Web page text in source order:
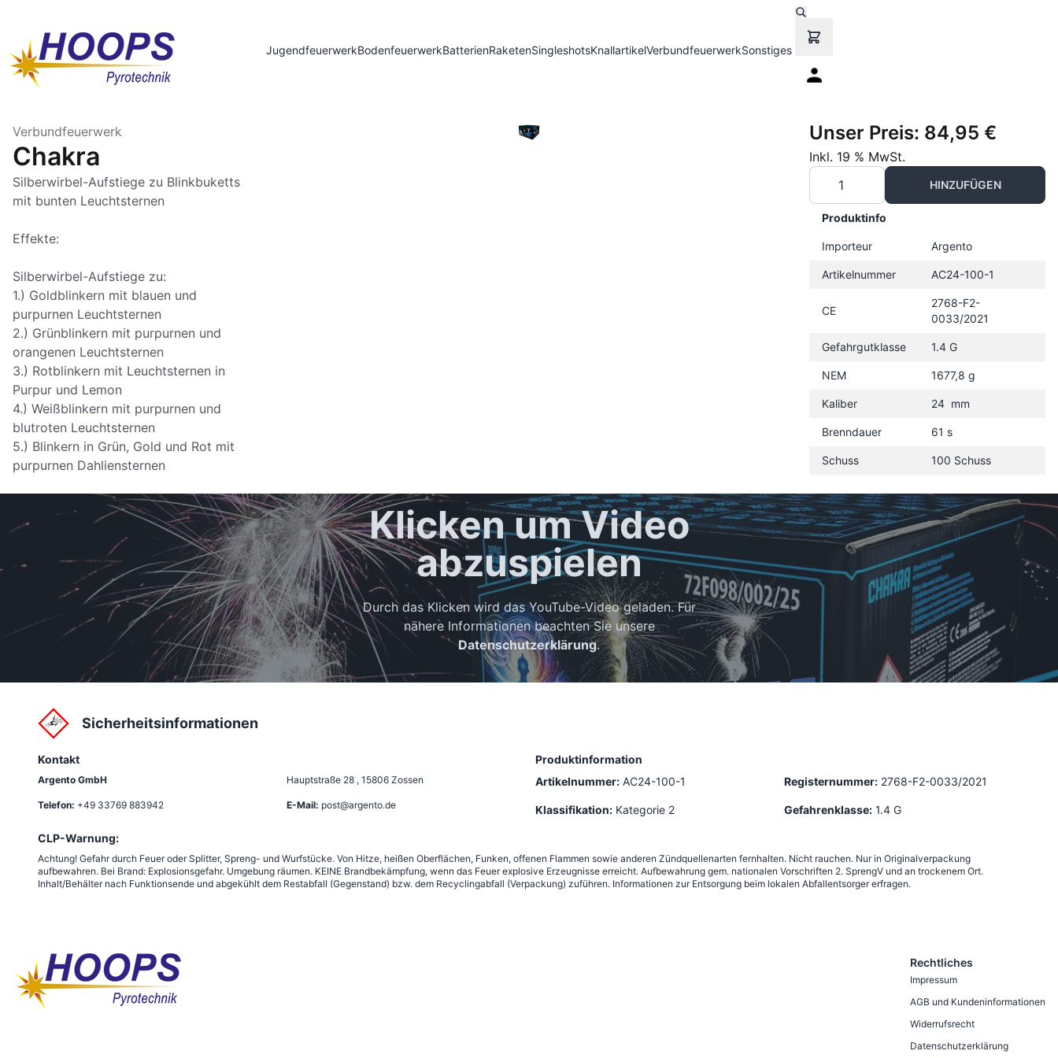
JugendfeuerwerkBodenfeuerwerkBatterienRaketenSingleshotsKnallartikelVerbundfeuerwerkSonstiges
Verbundfeuerwerk
Chakra
Silberwirbel-Aufstiege zu Blinkbuketts
mit bunten Leuchtsternen
Effekte:
Silberwirbel-Aufstiege zu:
1.) Goldblinkern mit blauen und
purpurnen Leuchtsternen
2.) Grünblinkern mit purpurnen und
orangenen Leuchtsternen
3.) Rotblinkern mit Leuchtsternen in
Purpur und Lemon
4.) Weißblinkern mit purpurnen und
blutroten Leuchtsternen
5.) Blinkern in Grün, Gold und Rot mit
purpurnen Dahliensternen
Unser Preis: 84,95 €
Inkl. 19 % MwSt.
HINZUFÜGEN
Produktinfo
Importeur Argento
Artikelnummer AC24-100-1
CE
2768-F2-
0033/2021
Gefahrgutklasse 1.4 G
NEM 1677,8 g
Kaliber 24 mm
Brenndauer 61 s
Schuss 100 Schuss
Klicken um Video
abzuspielen
Durch das Klicken wird das YouTube-Video geladen. Für
nähere Informationen beachten Sie unsere
Datenschutzerklärung.
Sicherheitsinformationen
Kontakt
Argento GmbH Hauptstraße 28 , 15806 Zossen
Telefon: +49 33769 883942 E-Mail: post@argento.de
Produktinformation
Artikelnummer: AC24-100-1 Registernummer: 2768-F2-0033/2021
Klassifikation: Kategorie 2 Gefahrenklasse: 1.4 G
CLP-Warnung:
Achtung! Gefahr durch Feuer oder Splitter, Spreng- und Wurfstücke. Von Hitze, heißen Oberflächen, Funken, offenen Flammen sowie anderen Zündquellenarten fernhalten. Nicht rauchen. Nur in Originalverpackung
aufbewahren. Bei Brand: Explosionsgefahr. Umgebung räumen. KEINE Brandbekämpfung, wenn das Feuer explosive Erzeugnisse erreicht. Aufbewahrung gem. nationalen Vorschriften 2. SprengV und an trockenem Ort.
Inhalt/Behälter nach Funktionsende und abgekühlt dem Restabfall (Gegenstand) bzw. dem Recyclingabfall (Verpackung) zuführen. Informationen zur Entsorgung beim lokalen Abfallentsorger erfragen.
Rechtliches
Impressum
AGB und Kundeninformationen
Widerrufsrecht
Datenschutzerklärung